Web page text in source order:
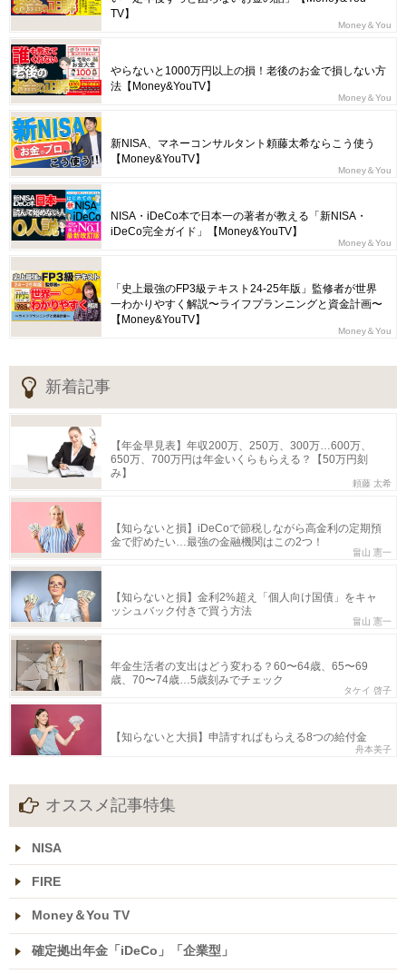
TV】
Money＆You
やらないと1000万円以上の損！老後のお金で損しない方
法【Money&YouTV】
Money＆You
新NISA、マネーコンサルタント頼藤太希ならこう使う
【Money&YouTV】
Money＆You
NISA・iDeCo本で日本一の著者が教える「新NISA・
iDeCo完全ガイド」【Money&YouTV】
Money＆You
「史上最強のFP3級テキスト24-25年版」監修者が世界
一わかりやすく解説〜ライフプランニングと資金計画〜
【Money&YouTV】
Money＆You
新着記事
【年金早見表】年収200万、250万、300万…600万、
650万、700万円は年金いくらもらえる？【50万円刻
み】
頼藤 太希
【知らないと損】iDeCoで節税しながら高金利の定期預
金で貯めたい…最強の金融機関はこの2つ！
畠山 憲一
【知らないと損】金利2%超え「個人向け国債」をキャ
ッシュバック付きで買う方法
畠山 憲一
年金生活者の支出はどう変わる？60〜64歳、65〜69
歳、70〜74歳…5歳刻みでチェック
タケイ 啓子
【知らないと大損】申請すればもらえる8つの給付金
舟本美子
オススメ記事特集
NISA
FIRE
Money＆You TV
確定拠出年金「iDeCo」「企業型」